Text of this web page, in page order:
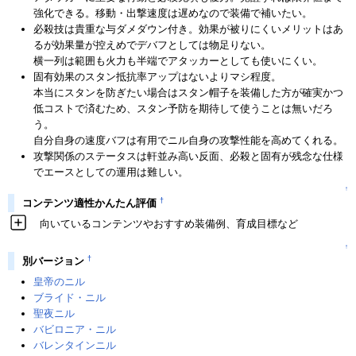
強化できる。移動・出撃速度は遅めなので装備で補いたい。
必殺技は貴重な与ダメダウン付き。効果が被りにくいメリットはあ
るが効果量が控えめでデバフとしては物足りない。
横一列は範囲も火力も半端でアタッカーとしても使いにくい。
固有効果のスタン抵抗率アップはないよりマシ程度。
本当にスタンを防ぎたい場合はスタン帽子を装備した方が確実かつ
低コストで済むため、スタン予防を期待して使うことは無いだろ
う。
自分自身の速度バフは有用でニル自身の攻撃性能を高めてくれる。
攻撃関係のステータスは軒並み高い反面、必殺と固有が残念な仕様
でエースとしての運用は難しい。
↑
コンテンツ適性かんたん評価 †
向いているコンテンツやおすすめ装備例、育成目標など
↑
別バージョン †
皇帝のニル
ブライド・ニル
聖夜ニル
バビロニア・ニル
バレンタインニル